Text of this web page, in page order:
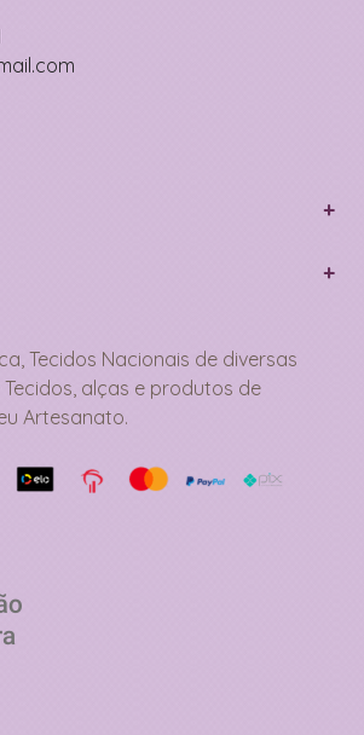
Tecidos Nacionais de diversas
alças e produtos de
Artesanato.